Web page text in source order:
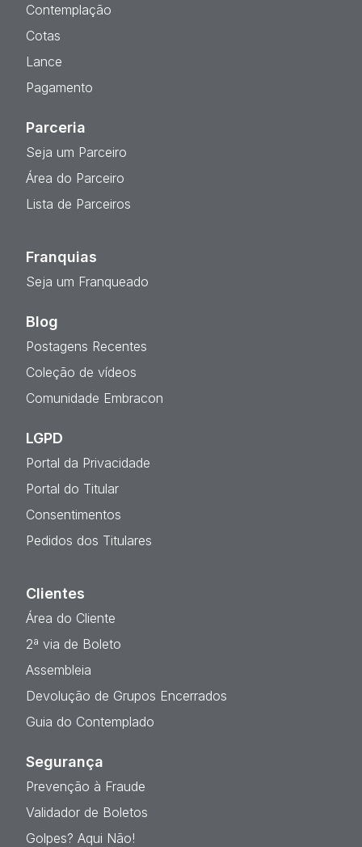
Contemplação
Cotas
Lance
Pagamento
Parceria
Seja um Parceiro
Área do Parceiro
Lista de Parceiros
Franquias
Seja um Franqueado
Blog
Postagens Recentes
Coleção de vídeos
Comunidade Embracon
LGPD
Portal da Privacidade
Portal do Titular
Consentimentos
Pedidos dos Titulares
Clientes
Área do Cliente
2ª via de Boleto
Assembleia
Devolução de Grupos Encerrados
Guia do Contemplado
Segurança
Prevenção à Fraude
Validador de Boletos
Golpes? Aqui Não!